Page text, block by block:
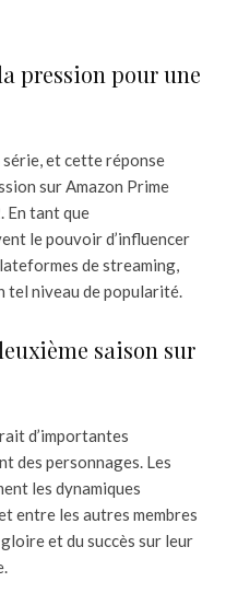
pression pour une
série, et cette réponse
sur Amazon Prime
. En tant que
le pouvoir d’influencer
de streaming,
tel niveau de popularité.
saison sur
d’importantes
des personnages. Les
les dynamiques
entre les autres membres
et du succès sur leur